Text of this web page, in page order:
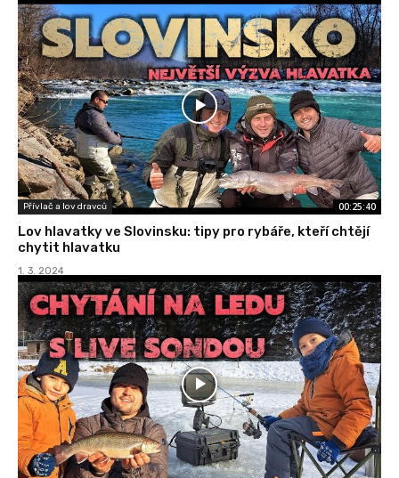
Přívlač a lov dravců 00:25:40
Lov hlavatky ve Slovinsku: tipy pro rybáře, kteří chtějí
chytit hlavatku
1. 3. 2024